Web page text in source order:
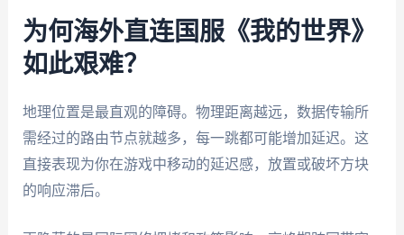
为何海外直连国服《我的世界》
如此艰难？
地理位置是最直观的障碍。物理距离越远，数据传输所
需经过的路由节点就越多，每一跳都可能增加延迟。这
直接表现为你在游戏中移动的延迟感，放置或破坏方块
的响应滞后。